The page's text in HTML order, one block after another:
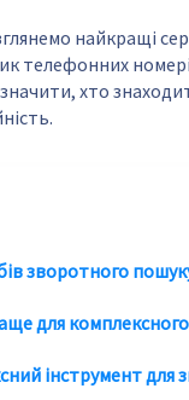
найкращі
хто
зворотного
для
інструмент